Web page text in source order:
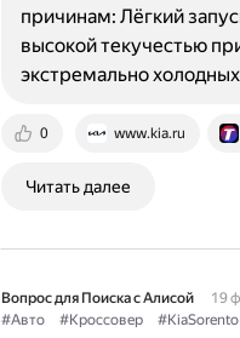
0 www.kia.ru
причинам: Лёгкий
высокой текучестью
экстремально
Читать далее
Вопрос для Поиска с Алисой
19
#Авто
#Кроссовер #KiaSorento